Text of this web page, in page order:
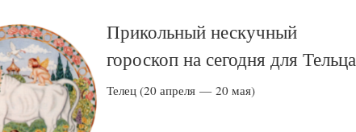
Прикольный нескучный
гороскоп на сегодня для Тельца
Телец (20 апреля — 20 мая)